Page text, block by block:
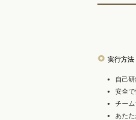
実行方法
自己
安全で
チーム
あた